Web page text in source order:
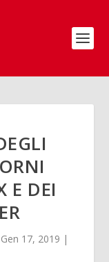
E DEI
Gen 17, 2019 |